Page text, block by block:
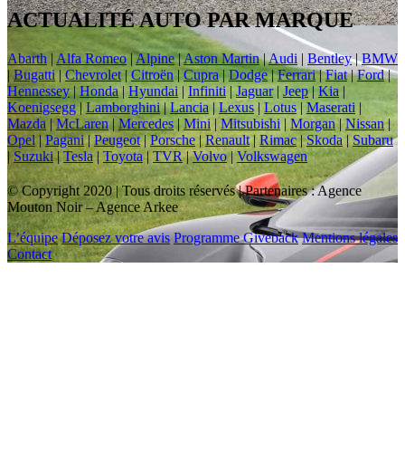
ACTUALITÉ AUTO PAR MARQUE
Abarth | Alfa Romeo|Alpine|Aston Martin|Audi | Bentley|BMW
| Bugatti|Chevrolet|Citroën |Cupra | Dodge|Ferrari|Fiat|Ford|
Hennessey| Honda| Hyundai |Infiniti | Jaguar| Jeep|Kia |
Koenigsegg|Lamborghini|Lancia|Lexus | Lotus| Maserati |
Mazda |McLaren|Mercedes | Mini | Mitsubishi | Morgan|Nissan|
Opel | Pagani|Peugeot|Porsche | Renault| Rimac|Skoda | Subaru
| Suzuki|Tesla| Toyota | TVR|Volvo|Volkswagen
© Copyright 2020 | Tous droits réservés | Partenaires : Agence
Mouton Noir – Agence Arkee
L’équipe Déposez votre avis Programme Giveback Mentions légales
Contact